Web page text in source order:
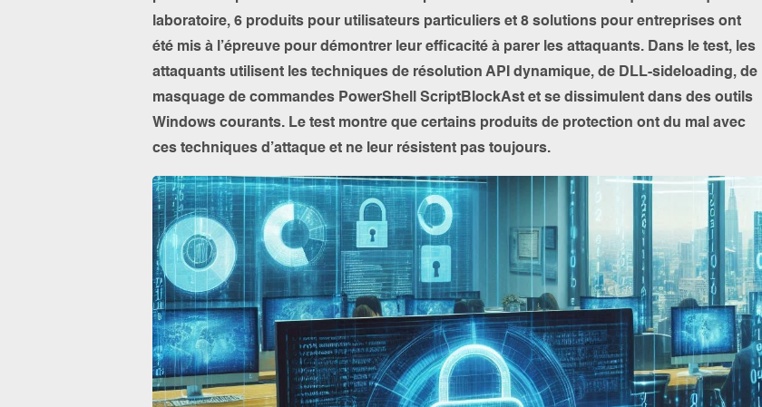
laboratoire, 6 produits pour utilisateurs particuliers et 8 solutions pour entreprises ont
été mis à l’épreuve pour démontrer leur efficacité à parer les attaquants. Dans le test, les
attaquants utilisent les techniques de résolution API dynamique, de DLL-sideloading, de
masquage de commandes PowerShell ScriptBlockAst et se dissimulent dans des outils
Windows courants. Le test montre que certains produits de protection ont du mal avec
ces techniques d’attaque et ne leur résistent pas toujours.